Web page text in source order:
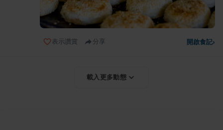
表示讚賞 分享 開啟食記›
載入更多動態